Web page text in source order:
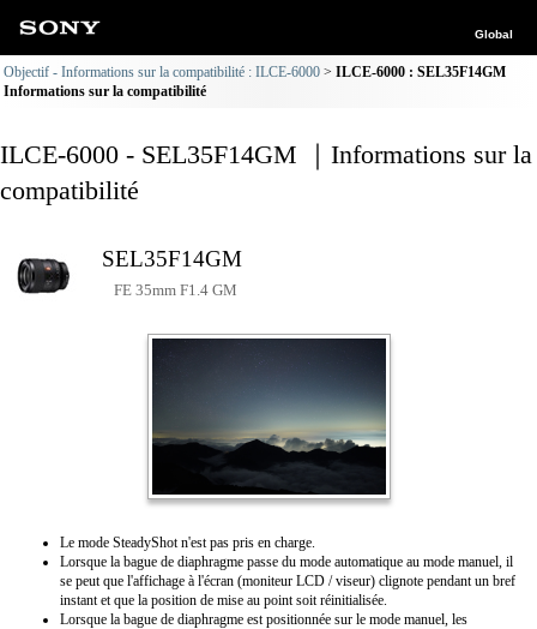
Global
Objectif - Informations sur la compatibilité : ILCE-6000
ILCE-6000 : SEL35F14GM
Informations sur la compatibilité
ILCE-6000 - SEL35F14GM ｜Informations sur la
compatibilité
SEL35F14GM
FE 35mm F1.4 GM
Le mode SteadyShot n'est pas pris en charge.
Lorsque la bague de diaphragme passe du mode automatique au mode manuel, il
se peut que l'affichage à l'écran (moniteur LCD / viseur) clignote pendant un bref
instant et que la position de mise au point soit réinitialisée.
Lorsque la bague de diaphragme est positionnée sur le mode manuel, les